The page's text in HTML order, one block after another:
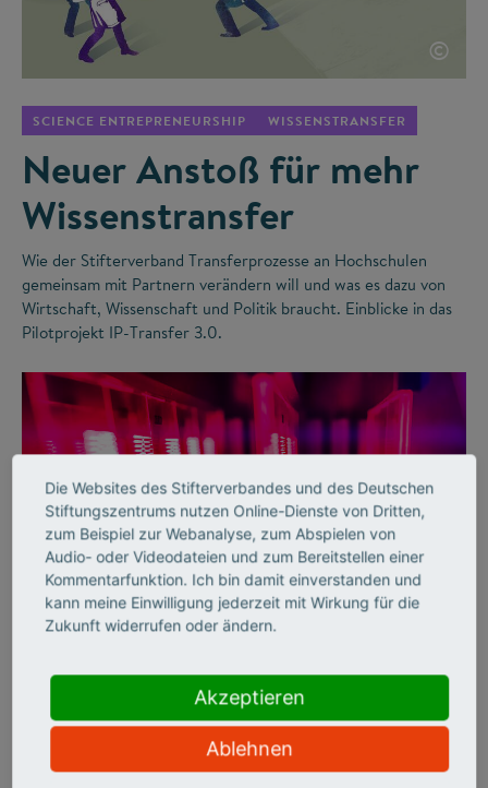
©
SCIENCE ENTREPRENEURSHIP WISSENSTRANSFER
Neuer Anstoß für mehr
Wissenstransfer
Wie der Stifterverband Transferprozesse an Hochschulen
gemeinsam mit Partnern verändern will und was es dazu von
Wirtschaft, Wissenschaft und Politik braucht. Einblicke in das
Pilotprojekt IP-Transfer 3.0.
Mehr Licht!
Erfolgreicher Wissenstransfer: ams OSRAM und das
Die Websites des Stifterverbandes und des Deutschen
Stiftungszentrums nutzen Online-Dienste von Dritten,
zum Beispiel zur Webanalyse, zum Abspielen von
Audio- oder Videodateien und zum Bereitstellen einer
Kommentarfunktion. Ich bin damit einverstanden und
kann meine Einwilligung jederzeit mit Wirkung für die
Zukunft widerrufen oder ändern.
Akzeptieren
Ablehnen